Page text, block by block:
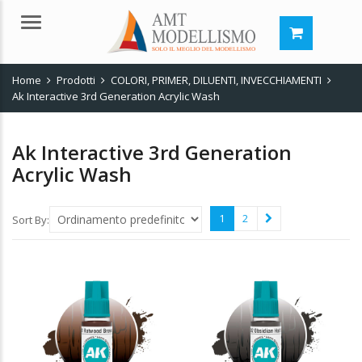
Menu
Home Prodotti
COLORI, PRIMER, DILUENTI, INVECCHIAMENTI
Ak Interactive 3rd Generation Acrylic Wash
Ak Interactive 3rd Generation
Acrylic Wash
Sort By: 1 2